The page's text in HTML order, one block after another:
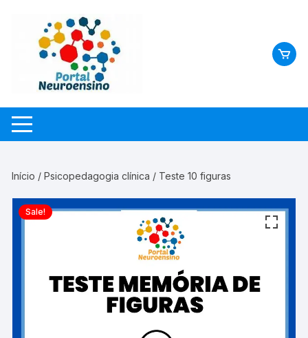
Início /Psicopedagogia clínica / Teste 10 figuras
Sale!